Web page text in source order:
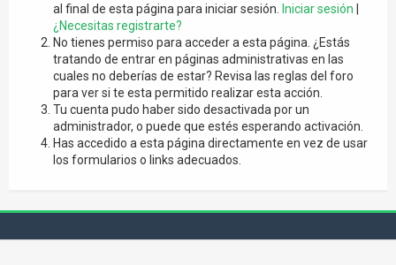
al final de esta página para iniciar sesión.
Iniciar sesión
¿Necesitas registrarte?
No tienes permiso para acceder a esta página. ¿Estás
tratando de entrar en páginas administrativas en las
cuales no deberías de estar? Revisa las reglas del foro
para ver si te esta permitido realizar esta acción.
Tu cuenta pudo haber sido desactivada por un
administrador, o puede que estés esperando activación.
Has accedido a esta página directamente en vez de usar
los formularios o links adecuados.